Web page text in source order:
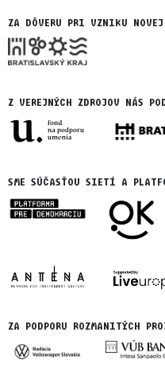
ZA DÔVERU PRI VZNIKU NOVEJ
Z VEREJNÝCH ZDROJOV NÁS
SME SÚČASŤOU SIETÍ A
ZA PODPORU ROZMANITÝCH